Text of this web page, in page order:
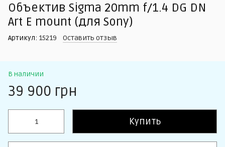
Объектив Sigma 20mm f/1.4 DG DN
Art E mount (для Sony)
Артикул: 15219 Оставить отзыв
В наличии
39 900 грн
Купить